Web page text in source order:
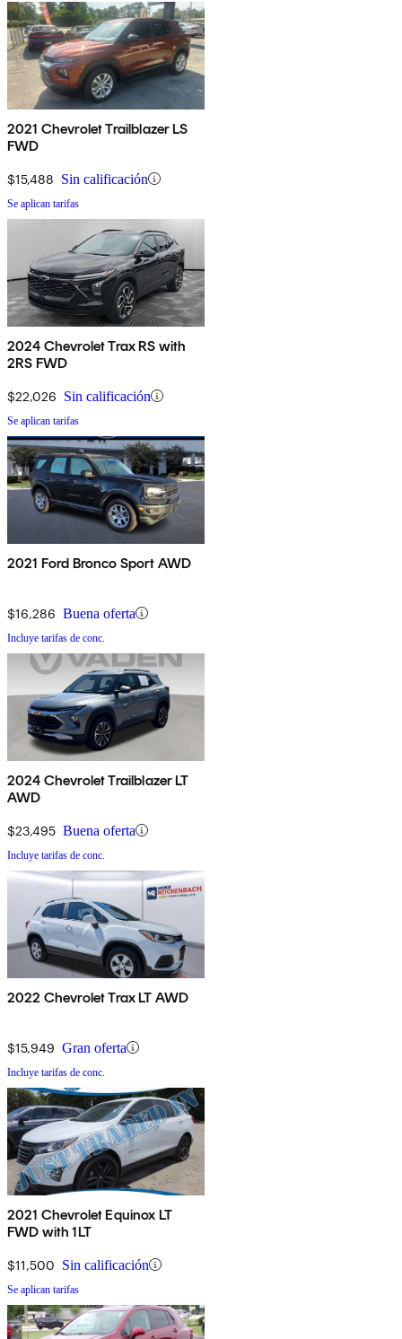
2021 Chevrolet Trailblazer LS
FWD
$15,488 Sin calificación
Se aplican tarifas
2024 Chevrolet Trax RS with
2RS FWD
$22,026 Sin calificación
Se aplican tarifas
2021 Ford Bronco Sport AWD
$16,286 Buena oferta
Incluye tarifas de conc.
2024 Chevrolet Trailblazer LT
AWD
$23,495 Buena oferta
Incluye tarifas de conc.
2022 Chevrolet Trax LT AWD
$15,949 Gran oferta
Incluye tarifas de conc.
2021 Chevrolet Equinox LT
FWD with 1LT
$11,500 Sin calificación
Se aplican tarifas